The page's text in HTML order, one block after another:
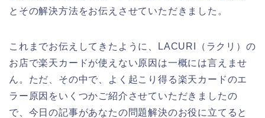
とその解決方法をお伝えさせていただきました。
これまでお伝えしてきたように、LACURI（ラクリ）の
お店で楽天カードが使えない原因は一概には言えませ
ん。ただ、その中で、よく起こり得る楽天カードのエ
ラー原因をいくつかご紹介させていただきましたの
で、今日の記事があなたの問題解決のお役に立てると